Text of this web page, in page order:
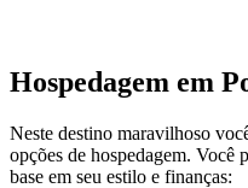
Hospedagem em
Neste destino maravilhoso
opções de hospedagem. Você
base em seu estilo e finanças: